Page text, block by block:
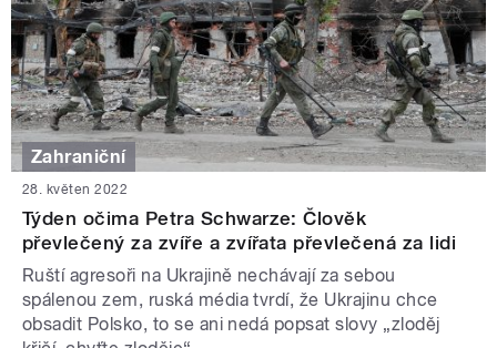
Zahraniční
28. květen 2022
Týden očima Petra Schwarze: Člověk
převlečený za zvíře a zvířata převlečená za lidi
Ruští agresoři na Ukrajině nechávají za sebou
spálenou zem, ruská média tvrdí, že Ukrajinu chce
obsadit Polsko, to se ani nedá popsat slovy „zloděj